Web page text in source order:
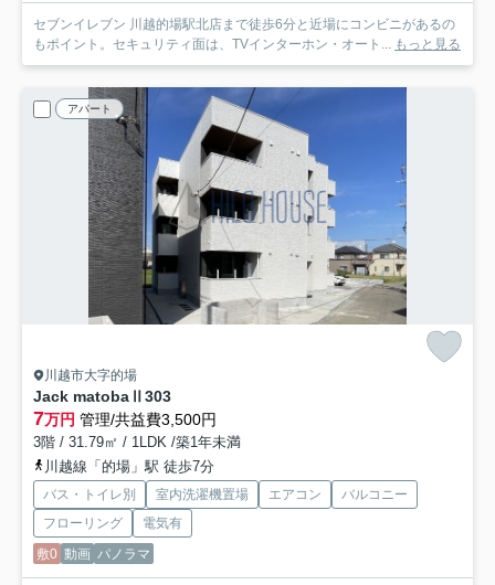
セブンイレブン 川越的場駅北店まで徒歩6分と近場にコンビニがあるの
もポイント。セキュリティ面は、TVインターホン・オート... もっと見る
アパート
川越市大字的場
Jack matobaⅡ 303
7万円 管理/共益費3,500円
3階 / 31.79㎡ / 1LDK /築1年未満
川越線「的場」駅 徒歩7分
バス・トイレ別 室内洗濯機置場 エアコン
バルコニー
フローリング
電気有
敷0 動画 パノラマ